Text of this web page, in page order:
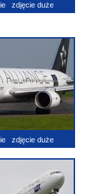
zdjęcie duże
zdjęcie duże